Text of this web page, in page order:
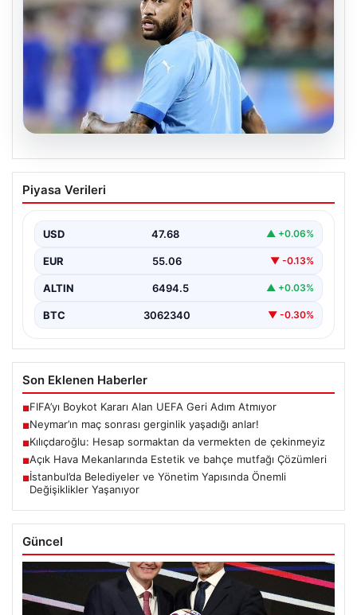
Neymar’ın maç sonrası gerginlik
yaşadığı anlar!
Piyasa Verileri
USD 47.68 ▲ +0.06%
EUR 55.06 ▼ -0.13%
ALTIN 6494.5 ▲ +0.03%
BTC 3062340 ▼ -0.30%
Son Eklenen Haberler
■FIFA’yı Boykot Kararı Alan UEFA Geri Adım Atmıyor
■Neymar’ın maç sonrası gerginlik yaşadığı anlar!
■Kılıçdaroğlu: Hesap sormaktan da vermekten de çekinmeyiz
■Açık Hava Mekanlarında Estetik ve bahçe mutfağı Çözümleri
■İstanbul’da Belediyeler ve Yönetim Yapısında Önemli
Değişiklikler Yaşanıyor
Güncel